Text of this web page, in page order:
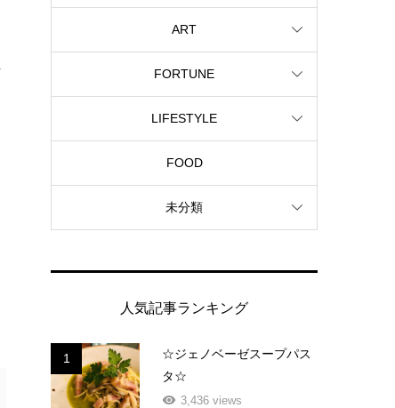
ART
FORTUNE
LIFESTYLE
FOOD
未分類
人気記事ランキング
1
☆ジェノベーゼスープパス
タ☆
3,436 views